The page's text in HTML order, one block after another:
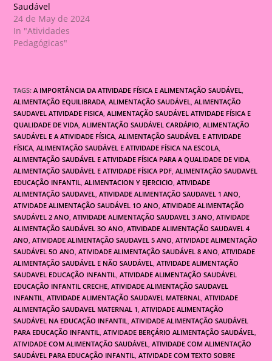
Saudável
24 de May de 2024
In "Atividades
Pedagógicas"
TAGS:A IMPORTÂNCIA DA ATIVIDADE FÍSICA E ALIMENTAÇÃO SAUDÁVEL,
ALIMENTAÇÃO EQUILIBRADA, ALIMENTAÇÃO SAUDÁVEL, ALIMENTAÇÃO
SAUDAVEL ATIVIDADE FISICA, ALIMENTAÇÃO SAUDÁVEL ATIVIDADE FÍSICA E
QUALIDADE DE VIDA, ALIMENTAÇÃO SAUDÁVEL CARDÁPIO, ALIMENTAÇÃO
SAUDÁVEL E A ATIVIDADE FÍSICA, ALIMENTAÇÃO SAUDÁVEL E ATIVIDADE
FÍSICA, ALIMENTAÇÃO SAUDÁVEL E ATIVIDADE FÍSICA NA ESCOLA,
ALIMENTAÇÃO SAUDÁVEL E ATIVIDADE FÍSICA PARA A QUALIDADE DE VIDA,
ALIMENTAÇÃO SAUDÁVEL E ATIVIDADE FÍSICA PDF, ALIMENTAÇÃO SAUDAVEL
EDUCAÇÃO INFANTIL, ALIMENTACION Y EJERCICIO, ATIVIDADE
ALIMENTAÇÃO SAUDAVEL, ATIVIDADE ALIMENTAÇÃO SAUDAVEL 1 ANO,
ATIVIDADE ALIMENTAÇÃO SAUDÁVEL 1O ANO, ATIVIDADE ALIMENTAÇÃO
SAUDÁVEL 2 ANO, ATIVIDADE ALIMENTAÇÃO SAUDAVEL 3 ANO, ATIVIDADE
ALIMENTAÇÃO SAUDÁVEL 3O ANO, ATIVIDADE ALIMENTAÇÃO SAUDAVEL 4
ANO, ATIVIDADE ALIMENTAÇÃO SAUDAVEL 5 ANO, ATIVIDADE ALIMENTAÇÃO
SAUDÁVEL 5O ANO, ATIVIDADE ALIMENTAÇÃO SAUDÁVEL 8 ANO, ATIVIDADE
ALIMENTAÇÃO SAUDÁVEL E NÃO SAUDÁVEL, ATIVIDADE ALIMENTAÇÃO
SAUDAVEL EDUCAÇÃO INFANTIL, ATIVIDADE ALIMENTAÇÃO SAUDÁVEL
EDUCAÇÃO INFANTIL CRECHE, ATIVIDADE ALIMENTAÇÃO SAUDAVEL
INFANTIL, ATIVIDADE ALIMENTAÇÃO SAUDAVEL MATERNAL, ATIVIDADE
ALIMENTAÇÃO SAUDAVEL MATERNAL 1, ATIVIDADE ALIMENTAÇÃO
SAUDÁVEL NA EDUCAÇÃO INFANTIL, ATIVIDADE ALIMENTAÇÃO SAUDÁVEL
PARA EDUCAÇÃO INFANTIL, ATIVIDADE BERÇÁRIO ALIMENTAÇÃO SAUDÁVEL,
ATIVIDADE COM ALIMENTAÇÃO SAUDÁVEL, ATIVIDADE COM ALIMENTAÇÃO
SAUDÁVEL PARA EDUCAÇÃO INFANTIL, ATIVIDADE COM TEXTO SOBRE